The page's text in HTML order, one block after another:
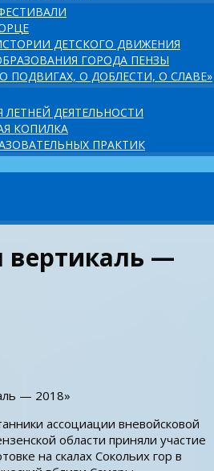
ДЕТСКОГО ДВИЖЕНИЯ
ГОРОДА ПЕНЗЫ
ПОДВИГАХ, О ДОБЛЕСТИ, О СЛАВЕ»
ЛЕТНЕЙ ДЕЯТЕЛЬНОСТИ
КОПИЛКА
ПРАКТИК
вертикаль —
— 2018»
ассоциации вневойсковой
области приняли участие
на скалах Сокольих гор в